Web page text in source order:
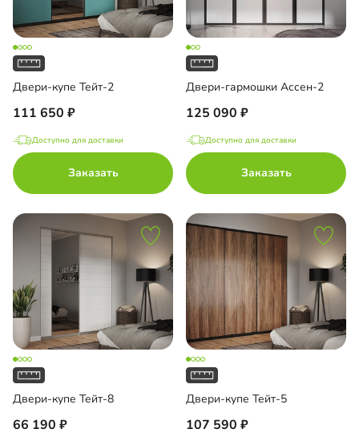
Двери-купе Тейт-2
111 650
Доступно для доставки
Заказать
Двери-гармошки Ассен-2
125 090
Доступно для доставки
Заказать
Двери-купе Тейт-8
66 190
Двери-купе Тейт-5
107 590